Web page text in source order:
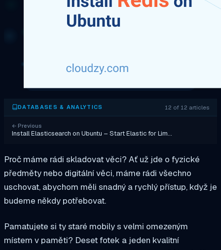
DATABASES & ANALYTICS 12 of 12 articles
← Previous
Install Elasticsearch on Ubuntu – Start Elastic for Lim…
Proč máme rádi skladovat věci? Ať už jde o fyzické
předměty nebo digitální věci, máme rádi všechno
uschovat, abychom měli snadný a rychlý přístup, když je
budeme někdy potřebovat.
Pamatujete si ty staré mobily s velmi omezeným
místem v paměti? Deset fotek a jeden kvalitní